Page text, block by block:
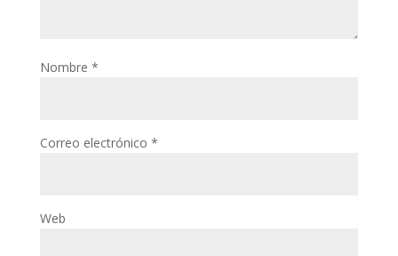
Nombre *
Correo electrónico *
Web